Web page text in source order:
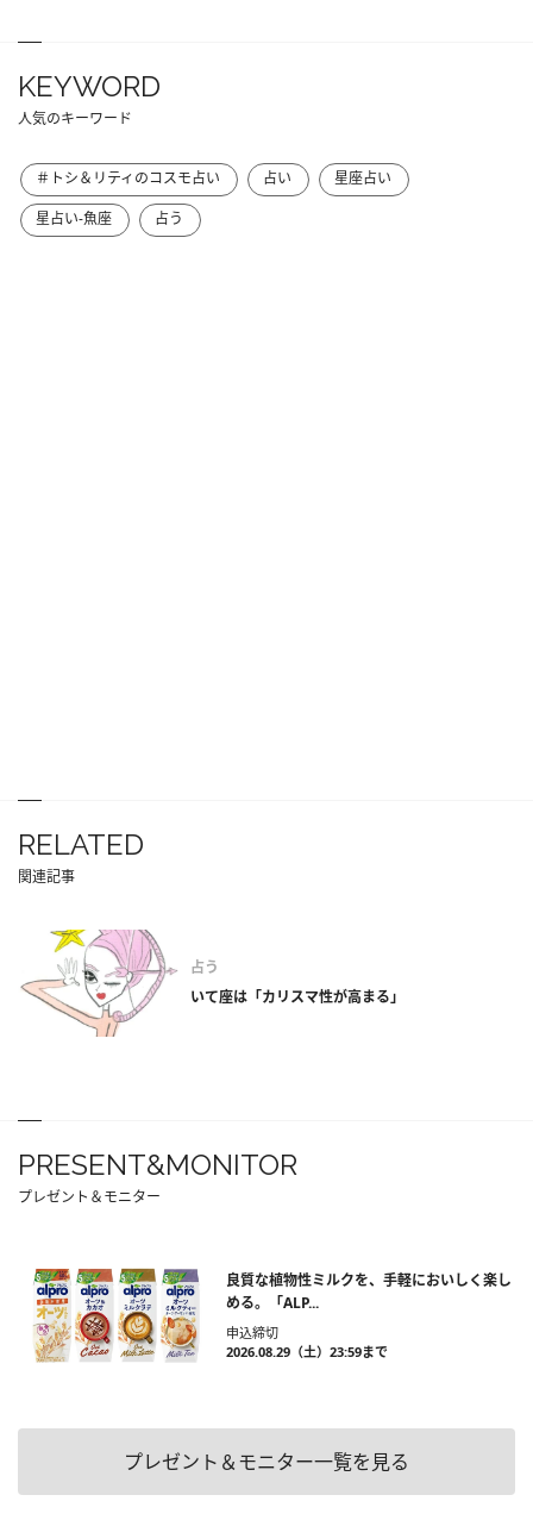
KEYWORD
人気のキーワード
＃トシ＆リティのコスモ占い 占い
星座占い
星占い-魚座
占う
RELATED
関連記事
占う
いて座は「カリスマ性が高まる」
PRESENT&MONITOR
プレゼント＆モニター
良質な植物性ミルクを、手軽においしく楽し
める。「ALP...
申込締切
2026.08.29（土）23:59まで
プレゼント＆モニター一覧を見る